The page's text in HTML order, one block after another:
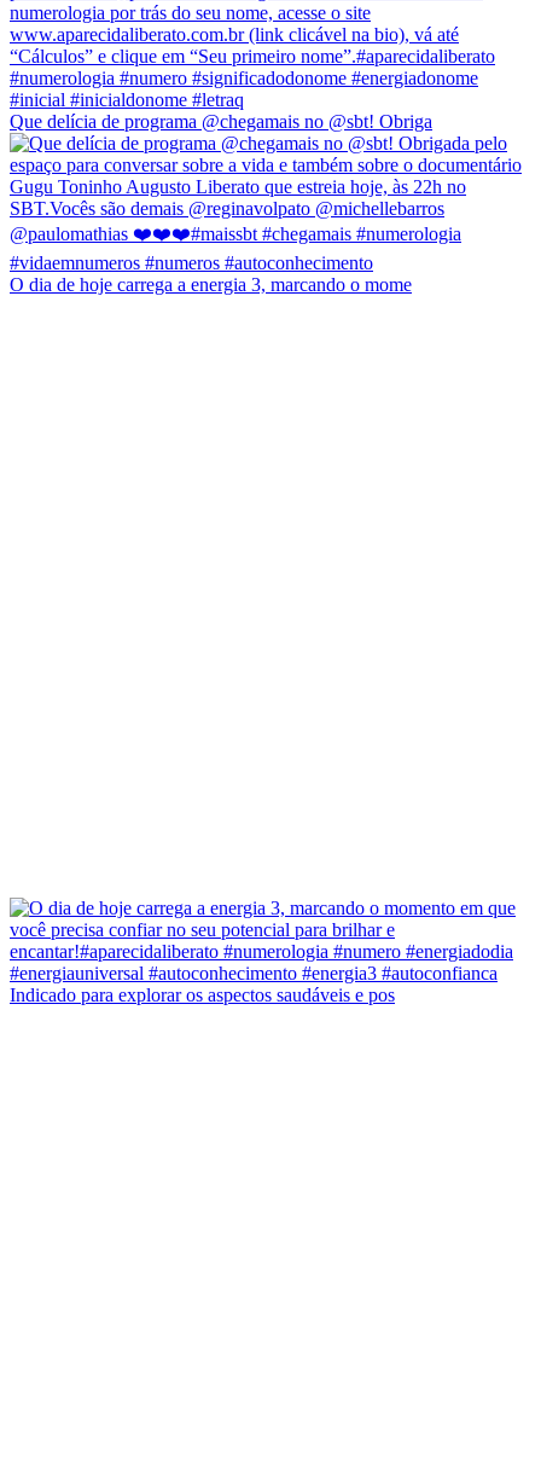
Que delícia de programa @chegamais no @sbt! Obriga
O dia de hoje carrega a energia 3, marcando o mome
Indicado para explorar os aspectos saudáveis e pos